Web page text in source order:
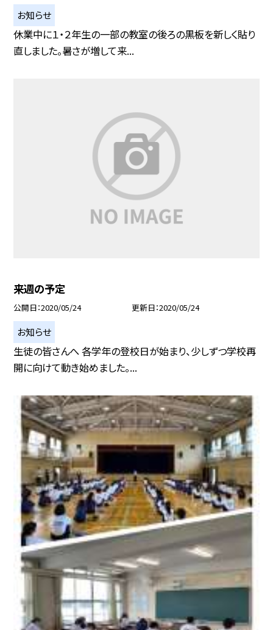
お知らせ
休業中に１・２年生の一部の教室の後ろの黒板を新しく貼り
直しました。暑さが増して来...
来週の予定
公開日 2020/05/24 更新日 2020/05/24
お知らせ
生徒の皆さんへ 各学年の登校日が始まり、少しずつ学校再
開に向けて動き始めました。...